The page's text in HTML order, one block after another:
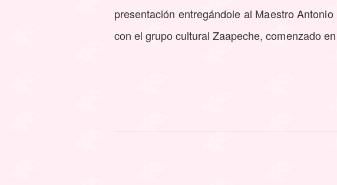
presentación entregándole al Maestro
con el grupo cultural Zaapeche, comenzado